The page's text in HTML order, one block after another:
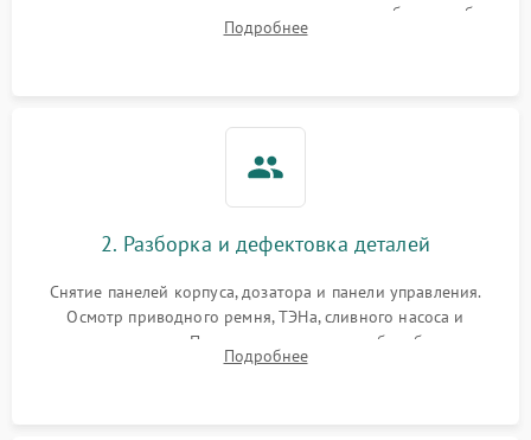
выявления посторонних шумов, протечек или сбоев в работе
электронного модуля управления.
Подробнее
2. Разборка и дефектовка деталей
Снятие панелей корпуса, дозатора и панели управления.
Осмотр приводного ремня, ТЭНа, сливного насоса и
амортизаторов. Проверка подшипников барабана и
крестовины на износ, а манжеты люка на разрывы.
Подробнее